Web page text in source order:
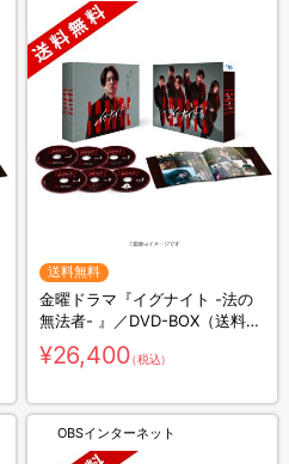
送料無料
金曜ドラマ『イグナイト -法の
無法者- 』／DVD-BOX（送料無
料・6枚組）
¥26,400（税込）
OBSインターネット